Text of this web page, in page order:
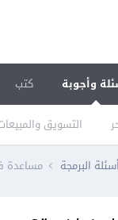
وأجوبة
التسويق
كتب
أسئلة البرمجة مساعدة